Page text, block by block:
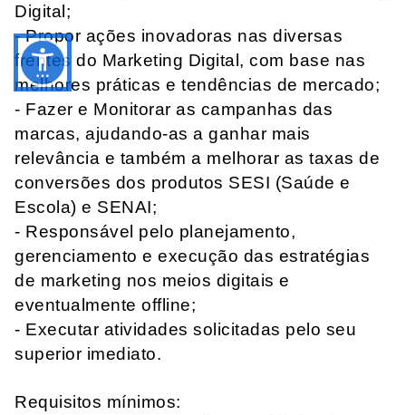
Digital;
- Propor ações inovadoras nas diversas
frentes do Marketing Digital, com base nas
melhores práticas e tendências de mercado;
- Fazer e Monitorar as campanhas das
marcas, ajudando-as a ganhar mais
relevância e também a melhorar as taxas de
conversões dos produtos SESI (Saúde e
Escola) e SENAI;
- Responsável pelo planejamento,
gerenciamento e execução das estratégias
de marketing nos meios digitais e
eventualmente offline;
- Executar atividades solicitadas pelo seu
superior imediato.
Requisitos mínimos: